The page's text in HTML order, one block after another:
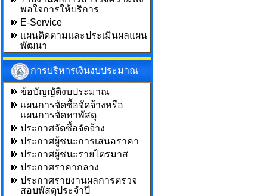
พอใจการให้บริการ
E-Service
แผนติดตามและประเมินผลแผน
พัฒนา
การบริหารเงินงบประมาณ
ข้อบัญญัติงบประมาณ
แผนการจัดซื้อจัดจ้างหรือ
แผนการจัดหาพัสดุ
ประกาศจัดซื้อจัดจ้าง
ประกาศผู้ชนะการเสนอราคา
ประกาศผู้ชนะรายไตรมาส
ประกาศราคากลาง
ประกาศรายงานผลการตรวจ
สอบพัสดุประจำปี